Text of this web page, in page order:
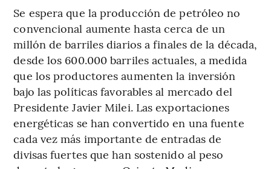
Se espera que la producción de petróleo no
convencional aumente hasta cerca de un
millón de barriles diarios a finales de la década,
desde los 600.000 barriles actuales, a medida
que los productores aumenten la inversión
bajo las políticas favorables al mercado del
Presidente Javier Milei. Las exportaciones
energéticas se han convertido en una fuente
cada vez más importante de entradas de
divisas fuertes que han sostenido al peso